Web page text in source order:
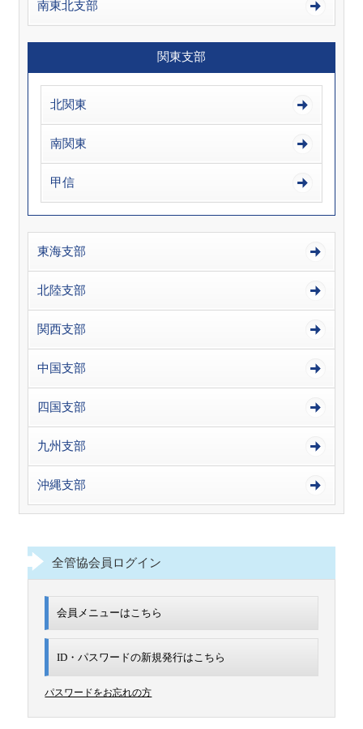
南東北支部
関東支部
北関東
南関東
甲信
東海支部
北陸支部
関西支部
中国支部
四国支部
九州支部
沖縄支部
全管協会員ログイン
会員メニューはこちら
ID・パスワードの新規発行はこちら
パスワードをお忘れの方